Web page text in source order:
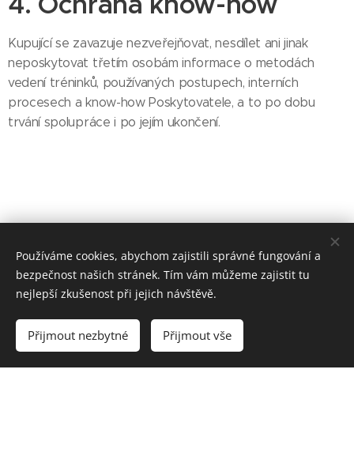
Kupující se zavazuje nezveřejňovat, nesdílet ani jinak
neposkytovat třetím osobám informace o metodách
vedení tréninků, používaných postupech, interních
procesech a know-how Poskytovatele, a to po dobu
trvání spolupráce i po jejím ukončení.
© 2022 IriFit, Uzbecká, Brno 62500
Cookies
Používáme cookies, abychom zajistili správné fungování a
bezpečnost našich stránek. Tím vám můžeme zajistit tu
nejlepší zkušenost při jejich návštěvě.
Přijmout nezbytné Přijmout vše